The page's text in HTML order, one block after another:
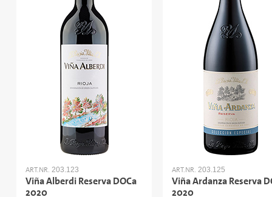
ART.NR. 203.123
Viña Alberdi Reserva DOCa
2020
ART.NR. 203.125
Viña Ardanza Reserva
2020